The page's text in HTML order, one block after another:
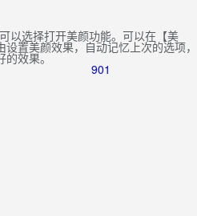
以选择打开美颜功能。可以在【美
置美颜效果，自动记忆上次的选项，
的效果。